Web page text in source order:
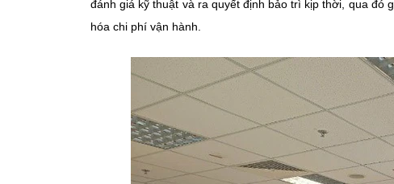
đánh giá kỹ thuật và ra quyết định bảo trì kịp thời, qua đó
hóa chi phí vận hành.